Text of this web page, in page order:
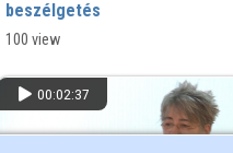
beszélgetés
100 view
00:02:37